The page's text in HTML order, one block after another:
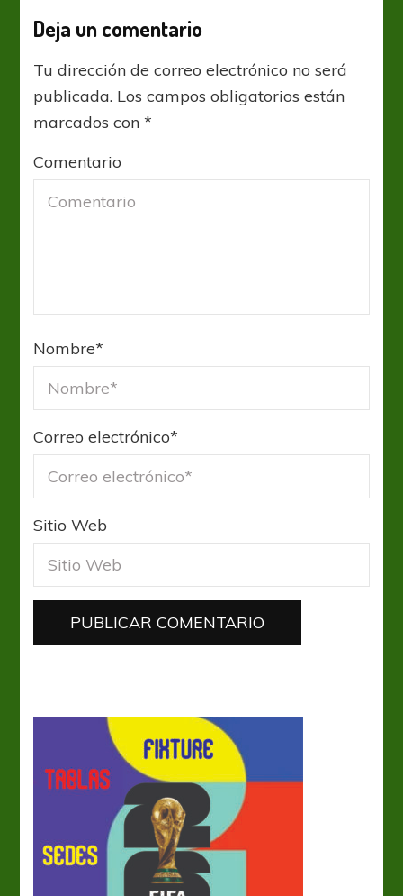
Deja un comentario
Tu dirección de correo electrónico no será
publicada. Los campos obligatorios están
marcados con*
Comentario
Nombre*
Correo electrónico*
Sitio Web